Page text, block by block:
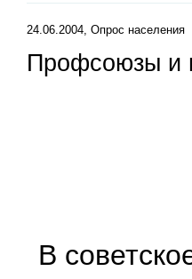
24.06.2004, Опрос населения
Профсоюзы и
В